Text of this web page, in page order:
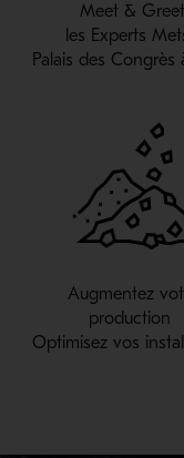
Meet & Greet
les Experts
Palais des Congrès
Augmentez
production
Optimisez vos